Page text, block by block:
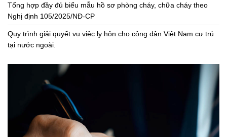
Tổng hợp đầy đủ biểu mẫu hồ sơ phòng cháy, chữa cháy theo
Nghị định 105/2025/NĐ-CP
Quy trình giải quyết vụ việc ly hôn cho công dân Việt Nam cư trú
tại nước ngoài.